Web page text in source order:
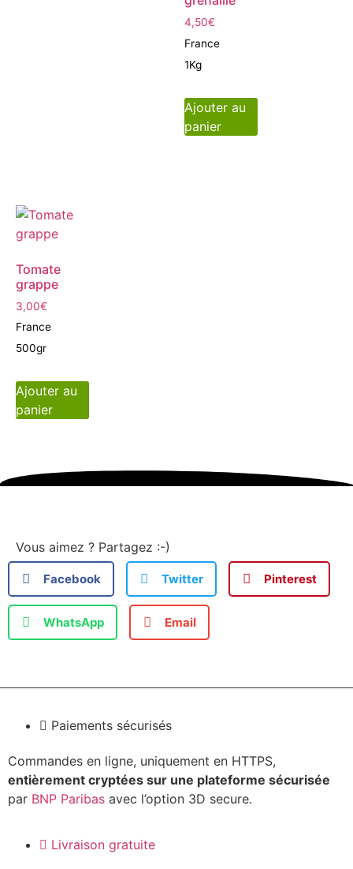
4,50€
France
1Kg
Ajouter au
panier
Tomate
grappe
3,00€
France
500gr
Ajouter au
panier
Vous aimez ? Partagez :-)
Facebook Twitter Pinterest
WhatsApp Email
Paiements sécurisés
Commandes en ligne, uniquement en HTTPS,
entièrement cryptées sur une plateforme sécurisée
par BNP Paribas avec l’option 3D secure.
Livraison gratuite